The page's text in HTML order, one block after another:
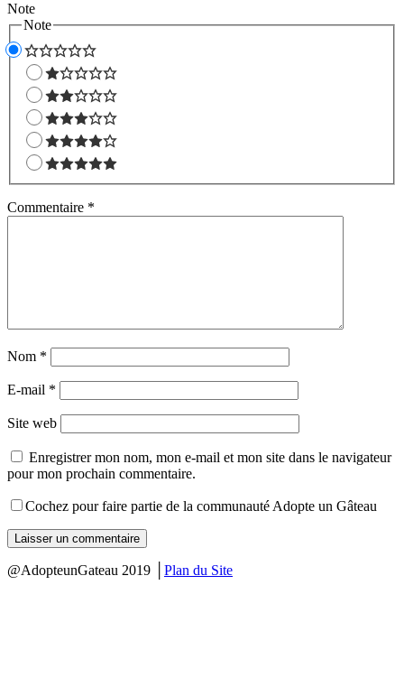
Note
Note
Commentaire *
Nom *
E-mail *
Site web
Enregistrer mon nom, mon e-mail et mon site dans le navigateur
pour mon prochain commentaire.
Cochez pour faire partie de la communauté Adopte un Gâteau
@AdopteunGateau 2019 │ Plan du Site